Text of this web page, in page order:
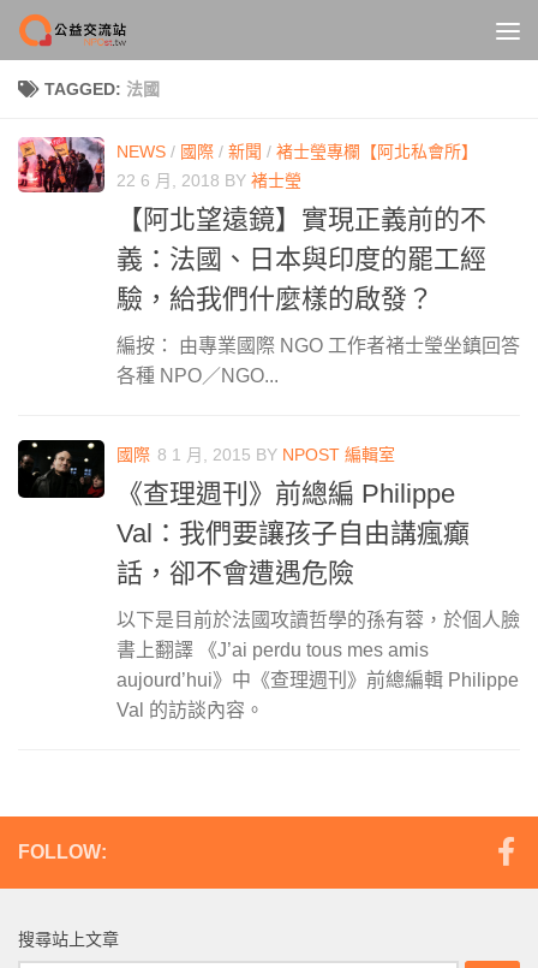
Skip to content
TAGGED: 法國
NEWS / 國際 / 新聞 / 褚士瑩專欄【阿北私會所】
22 6 月, 2018 BY 褚士瑩
【阿北望遠鏡】實現正義前的不
義：法國、日本與印度的罷工經
驗，給我們什麼樣的啟發？
編按： 由專業國際 NGO 工作者褚士瑩坐鎮回答
各種 NPO／NGO...
國際 8 1 月, 2015 BY NPOST 編輯室
《查理週刊》前總編 Philippe
Val：我們要讓孩子自由講瘋癲
話，卻不會遭遇危險
以下是目前於法國攻讀哲學的孫有蓉，於個人臉
書上翻譯 《J’ai perdu tous mes amis
aujourd’hui》中《查理週刊》前總編輯 Philippe
Val 的訪談內容。
FOLLOW:
搜尋站上文章